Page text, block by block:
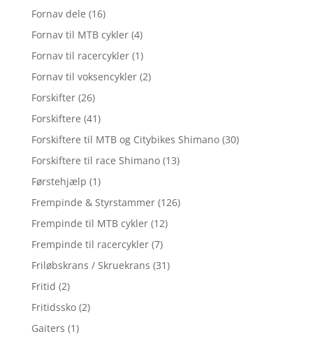
Fornav dele (16)
Fornav til MTB cykler (4)
Fornav til racercykler (1)
Fornav til voksencykler (2)
Forskifter (26)
Forskiftere (41)
Forskiftere til MTB og Citybikes Shimano (30)
Forskiftere til race Shimano (13)
Førstehjælp (1)
Frempinde & Styrstammer (126)
Frempinde til MTB cykler (12)
Frempinde til racercykler (7)
Friløbskrans / Skruekrans (31)
Fritid (2)
Fritidssko (2)
Gaiters (1)